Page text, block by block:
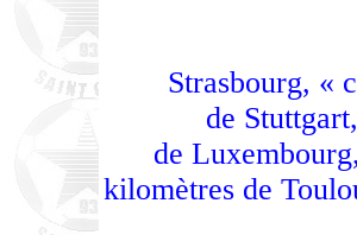
Strasbourg, «
de
de
kilomètres de